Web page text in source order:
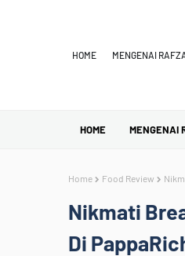
HOME MENGENAI
HOME MENGENAI
Home Food Review
Nikmati
Di